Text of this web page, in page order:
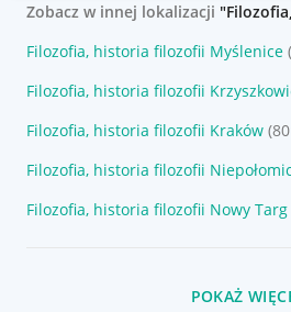
Zobacz w innej lokalizacji
Filozofia, historia filozofii Myślenice
Filozofia, historia filozofii
Filozofia, historia filozofii Kraków
Filozofia, historia filozofii
Filozofia, historia filozofii Nowy Targ
POKAŻ